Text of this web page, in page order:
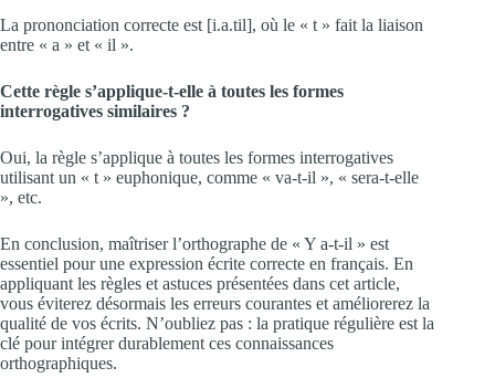
La prononciation correcte est [i.a.til], où le « t » fait la liaison
entre « a » et « il ».
Cette règle s’applique-t-elle à toutes les formes
interrogatives similaires ?
Oui, la règle s’applique à toutes les formes interrogatives
utilisant un « t » euphonique, comme « va-t-il », « sera-t-elle
», etc.
En conclusion, maîtriser l’orthographe de « Y a-t-il » est
essentiel pour une expression écrite correcte en français. En
appliquant les règles et astuces présentées dans cet article,
vous éviterez désormais les erreurs courantes et améliorerez la
qualité de vos écrits. N’oubliez pas : la pratique régulière est la
clé pour intégrer durablement ces connaissances
orthographiques.